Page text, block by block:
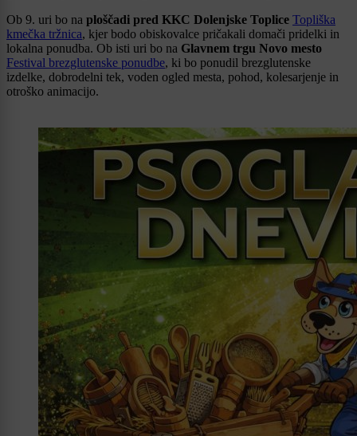
Ob 9. uri bo na ploščadi pred KKC Dolenjske Toplice Topliška
kmečka tržnica, kjer bodo obiskovalce pričakali domači pridelki in
lokalna ponudba. Ob isti uri bo na Glavnem trgu Novo mesto
Festival brezglutenske ponudbe, ki bo ponudil brezglutenske
izdelke, dobrodelni tek, voden ogled mesta, pohod, kolesarjenje in
otroško animacijo.